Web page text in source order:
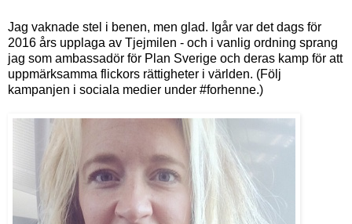
Jag vaknade stel i benen, men glad. Igår var det dags för
2016 års upplaga av Tjejmilen - och i vanlig ordning sprang
jag som ambassadör för Plan Sverige och deras kamp för att
uppmärksamma flickors rättigheter i världen. (Följ
kampanjen i sociala medier under #forhenne.)